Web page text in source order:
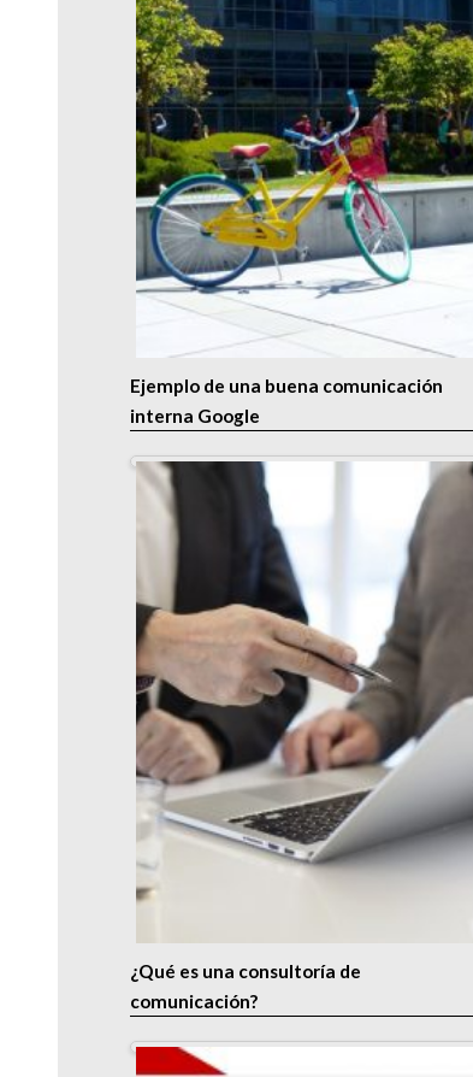
Ejemplo de una buena comunicación
interna Google
¿Qué es una consultoría de
comunicación?